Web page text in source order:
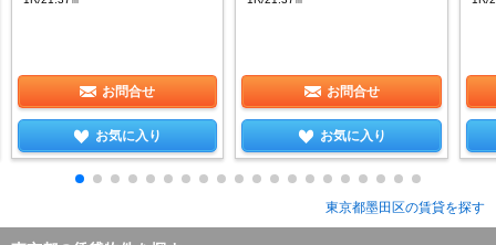
お問合せ
お気に入り
お問合せ
お気に入り
東京都墨田区の賃貸を探す